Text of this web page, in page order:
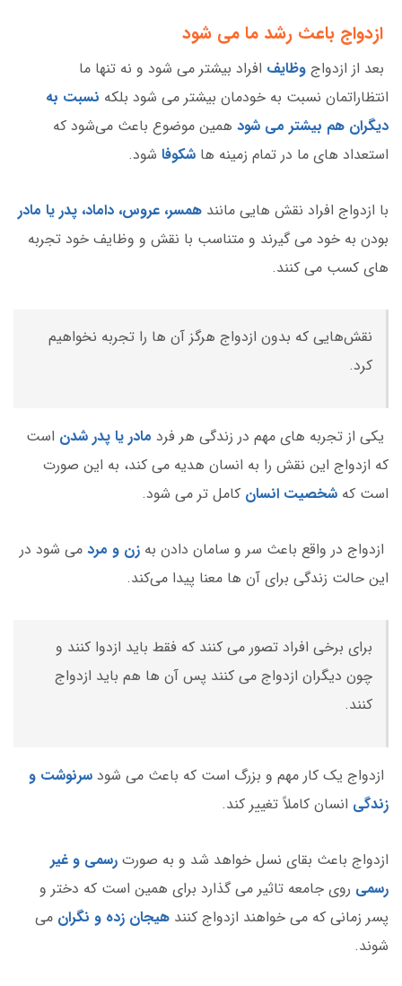
ازدواج باعث رشد ما می شود
بعد از ازدواج وظایف افراد بیشتر می شود و نه تنها ما
انتظاراتمان نسبت به خودمان بیشتر می شود بلکه نسبت به
دیگران هم بیشتر می شود همین موضوع باعث می‌شود که
استعداد های ما در تمام زمینه ها شکوفا شود.
با ازدواج افراد نقش هایی مانند همسر، عروس، داماد، پدر یا مادر
بودن به خود می گیرند و متناسب با نقش و وظایف خود تجربه
های کسب می کنند.
نقش‌هایی که بدون ازدواج هرگز آن ها را تجربه نخواهیم
کرد.
یکی از تجربه های مهم در زندگی هر فرد مادر یا پدر شدن است
که ازدواج این نقش را به انسان هدیه می کند، به این صورت
است که شخصیت انسان کامل تر می شود.
ازدواج در واقع باعث سر و سامان دادن به زن و مرد می شود در
این حالت زندگی برای آن ها معنا پیدا می‌کند.
برای برخی افراد تصور می کنند که فقط باید ازدوا کنند و
چون دیگران ازدواج می کنند پس آن ها هم باید ازدواج
کنند.
ازدواج یک کار مهم و بزرگ است که باعث می شود سرنوشت و
زندگی انسان کاملاً تغییر کند.
ازدواج باعث بقای نسل خواهد شد و به صورت رسمی و غیر
رسمی روی جامعه تاثیر می گذارد برای همین است که دختر و
پسر زمانی که می خواهند ازدواج کنند هیجان زده و نگران می
شوند.